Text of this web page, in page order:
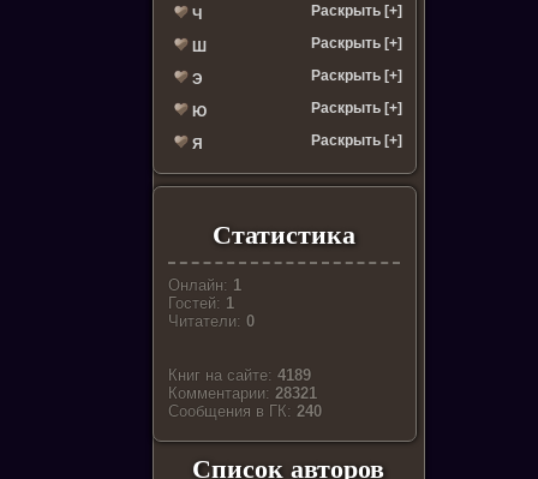
Ч Раскрыть [+]
Ш Раскрыть [+]
Э Раскрыть [+]
Ю Раскрыть [+]
Я Раскрыть [+]
Статистика
Онлайн: 1
Гостей: 1
Читатели: 0
Книг на сайте: 4189
Комментарии: 28321
Cообщения в ГК: 240
Список авторов